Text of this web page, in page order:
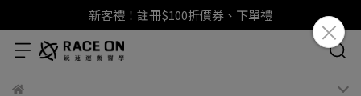
新客禮！註冊$100折價券、下單禮